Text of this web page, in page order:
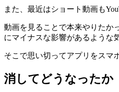
また、最近はショート動画も
動画を見ることで本来やりたか
にマイナスな影響があるような
そこで思い切ってアプリをスマ
消してどうなったか